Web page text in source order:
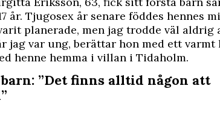
år. Tjugosex år senare föddes hennes
planerade, men jag trodde väl aldrig
jag var ung, berättar hon med ett varmt
henne hemma i villan i Tidaholm.
”Det finns alltid någon att